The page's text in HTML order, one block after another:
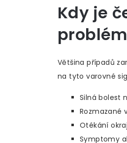
Kdy je
Většina případů
na tyto varovné
Silná bolest
Rozmazané
Otékání
Symptomy